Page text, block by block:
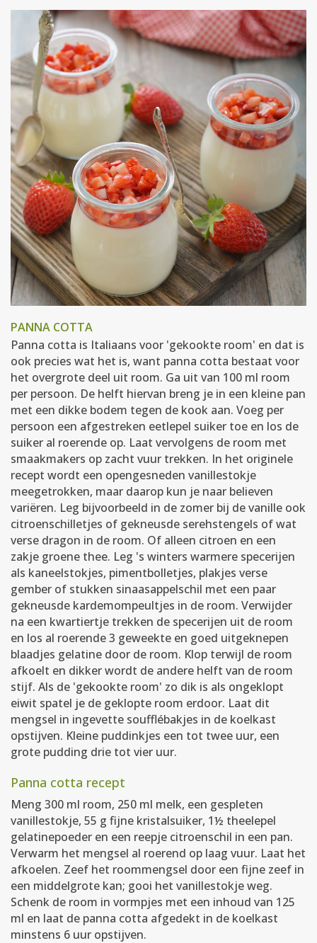
PANNA COTTA
Panna cotta is Italiaans voor 'gekookte room' en dat is
ook precies wat het is, want panna cotta bestaat voor
het overgrote deel uit room. Ga uit van 100 ml room
per persoon. De helft hiervan breng je in een kleine pan
met een dikke bodem tegen de kook aan. Voeg per
persoon een afgestreken eetlepel suiker toe en los de
suiker al roerende op. Laat vervolgens de room met
smaakmakers op zacht vuur trekken. In het originele
recept wordt een opengesneden vanillestokje
meegetrokken, maar daarop kun je naar believen
variëren. Leg bijvoorbeeld in de zomer bij de vanille ook
citroenschilletjes of gekneusde serehstengels of wat
verse dragon in de room. Of alleen citroen en een
zakje groene thee. Leg 's winters warmere specerijen
als kaneelstokjes, pimentbolletjes, plakjes verse
gember of stukken sinaasappelschil met een paar
gekneusde kardemompeultjes in de room. Verwijder
na een kwartiertje trekken de specerijen uit de room
en los al roerende 3 geweekte en goed uitgeknepen
blaadjes gelatine door de room. Klop terwijl de room
afkoelt en dikker wordt de andere helft van de room
stijf. Als de 'gekookte room' zo dik is als ongeklopt
eiwit spatel je de geklopte room erdoor. Laat dit
mengsel in ingevette soufflébakjes in de koelkast
opstijven. Kleine puddinkjes een tot twee uur, een
grote pudding drie tot vier uur.
Panna cotta recept
Meng 300 ml room, 250 ml melk, een gespleten
vanillestokje, 55 g fijne kristalsuiker, 1½ theelepel
gelatinepoeder en een reepje citroenschil in een pan.
Verwarm het mengsel al roerend op laag vuur. Laat het
afkoelen. Zeef het roommengsel door een fijne zeef in
een middelgrote kan; gooi het vanillestokje weg.
Schenk de room in vormpjes met een inhoud van 125
ml en laat de panna cotta afgedekt in de koelkast
minstens 6 uur opstijven.